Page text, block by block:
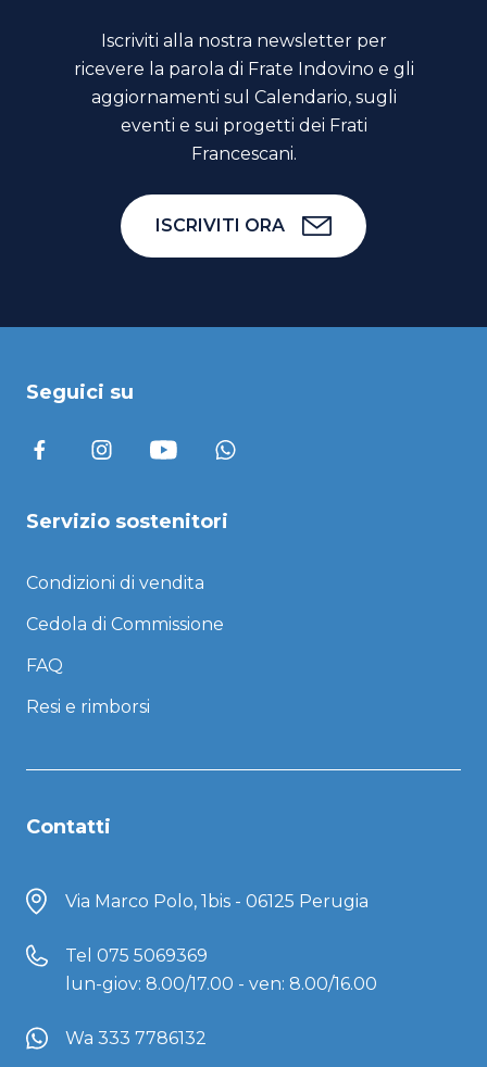
Iscriviti alla nostra newsletter per
ricevere la parola di Frate Indovino e gli
aggiornamenti sul Calendario, sugli
eventi e sui progetti dei Frati
Francescani.
ISCRIVITI ORA
Seguici su
Servizio sostenitori
Condizioni di vendita
Cedola di Commissione
FAQ
Resi e rimborsi
Contatti
Via Marco Polo, 1bis - 06125 Perugia
Tel 075 5069369
lun-giov: 8.00/17.00 - ven: 8.00/16.00
Wa 333 7786132